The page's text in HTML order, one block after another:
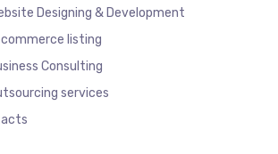
Designing & Development
listing
Consulting
services